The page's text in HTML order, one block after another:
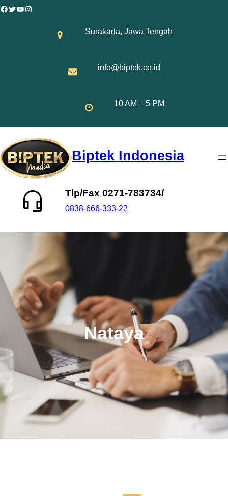
Skip
Facebook
Twitter
YouTube
Instagram
Surakarta, Jawa Tengah
info@biptek.co.id
10 AM – 5 PM
Biptek Indonesia
Tlp/Fax 0271-783734/
0838-666-333-22
Nataya